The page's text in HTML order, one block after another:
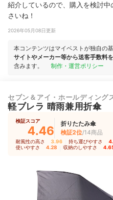
紹介しているので、購入を検討
さいね！
2026年05月08日更新
本コンテンツはマイベストが独自の
サイトやメーカー等から送客手数料
含みます。
制作・運営ポリシー
セブン＆アイ・ホールディング
軽ブレラ 晴雨兼用折傘
検証スコア
4.46
折りたたみ傘
検証2位/14商品
耐風性の高さ 3.96 持ち運びやすさ
使いやすさ 4.28 収納のしやすさ